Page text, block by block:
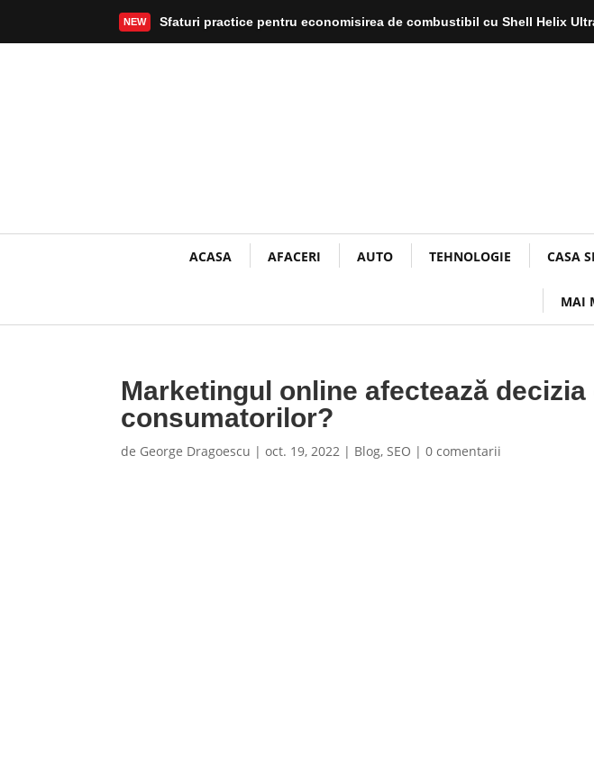
NEW Sfaturi practice pentru economisirea de combustibil cu Shell Helix
Mai mult
ACASA AFACERI AUTO TEHNOLOGIE CASA
MAI
Marketingul online afectează
consumatorilor?
de George Dragoescu |oct. 19, 2022 | Blog, SEO |0 comentarii